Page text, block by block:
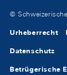
©
Urheberrecht
Datenschutz
Betrügerische